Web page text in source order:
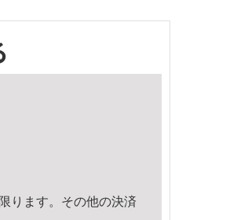
ります。その他の決済